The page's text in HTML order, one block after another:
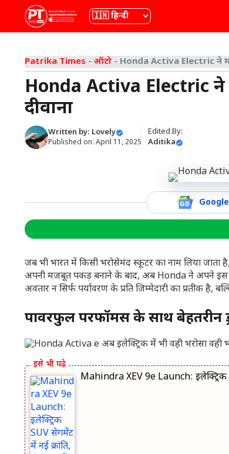
content
भाषा
Patrika Times - ऑटो - Honda Activa Electric ने
Honda Activa Electric
दीवाना
Written by: Lovely
Published on: April 11, 2025
Edited By:
Aditika
जब भी भारत में किसी भरोसेमंद स्कूटर का नाम लिया
अपनी मजबूत पकड़ बनाने के बाद, अब Honda ने अपने इस
अवतार न सिर्फ पर्यावरण के प्रति जिम्मेदारी का प्रतीक
पावरफुल परफॉर्मेंस के साथ बेहतरीन
Mahindra XEV 9e Launch: इलेक्ट्रिक